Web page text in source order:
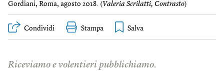
Gordiani, Roma, agosto 2018. ( Valeria Scrilatti, Contrasto)
Condividi Stampa
Riceviamo e volentieri pubblichiamo.